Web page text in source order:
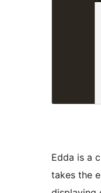
Edda is a
takes the